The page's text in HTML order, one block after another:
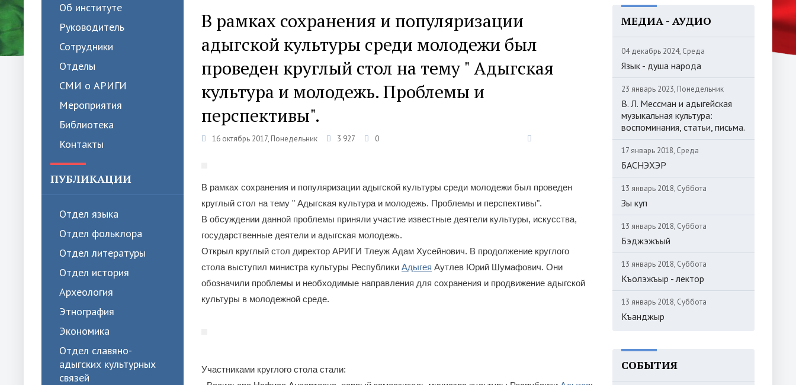
Об институте
Руководитель
Сотрудники
Отделы
СМИ о АРИГИ
Мероприятия
Библиотека
Контакты
ПУБЛИКАЦИИ
Отдел языка
Отдел фольклора
Отдел литературы
Отдел история
Археология
Этнография
Экономика
Отдел славяно-
адыгских культурных
связей
В рамках сохранения и популяризации
адыгской культуры среди молодежи был
проведен круглый стол на тему " Адыгская
культура и молодежь. Проблемы и
перспективы".
16 октябрь 2017, Понедельник 3 927 0
В рамках сохранения и популяризации адыгской культуры среди молодежи был проведен
круглый стол на тему " Адыгская культура и молодежь. Проблемы и перспективы".
В обсуждении данной проблемы приняли участие известные деятели культуры, искусства,
государственные деятели и адыгская молодежь.
Открыл круглый стол директор АРИГИ Тлеуж Адам Хусейнович. В продолжение круглого
стола выступил министра культуры Республики Адыгея Аутлев Юрий Шумафович. Они
обозначили проблемы и необходимые направления для сохранения и продвижение адыгской
культуры в молодежной среде.
Участниками круглого стола стали:
МЕДИА - АУДИО
04 декабрь 2024, Среда
Язык - душа народа
23 январь 2023, Понедельник
В. Л. Мессман и адыгейская
музыкальная культура:
воспоминания, статьи, письма.
17 январь 2018, Среда
БАСНЭХЭР
13 январь 2018, Суббота
Зы куп
13 январь 2018, Суббота
Бэджэжъый
13 январь 2018, Суббота
Къолэжъыр - лектор
13 январь 2018, Суббота
Къанджыр
СОБЫТИЯ